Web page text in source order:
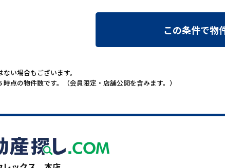
い場合もございます。
点の物件数です。（会員限定・店舗公開を含みます。）